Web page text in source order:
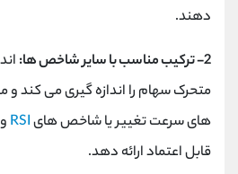
دهند.
2- ترکیب مناسب با سایر شاخص ها:
متحرک سهام را اندازه گیری می کند
های سرعت تغییر یا شاخص هایRSI
قابل اعتماد ارائه دهد.